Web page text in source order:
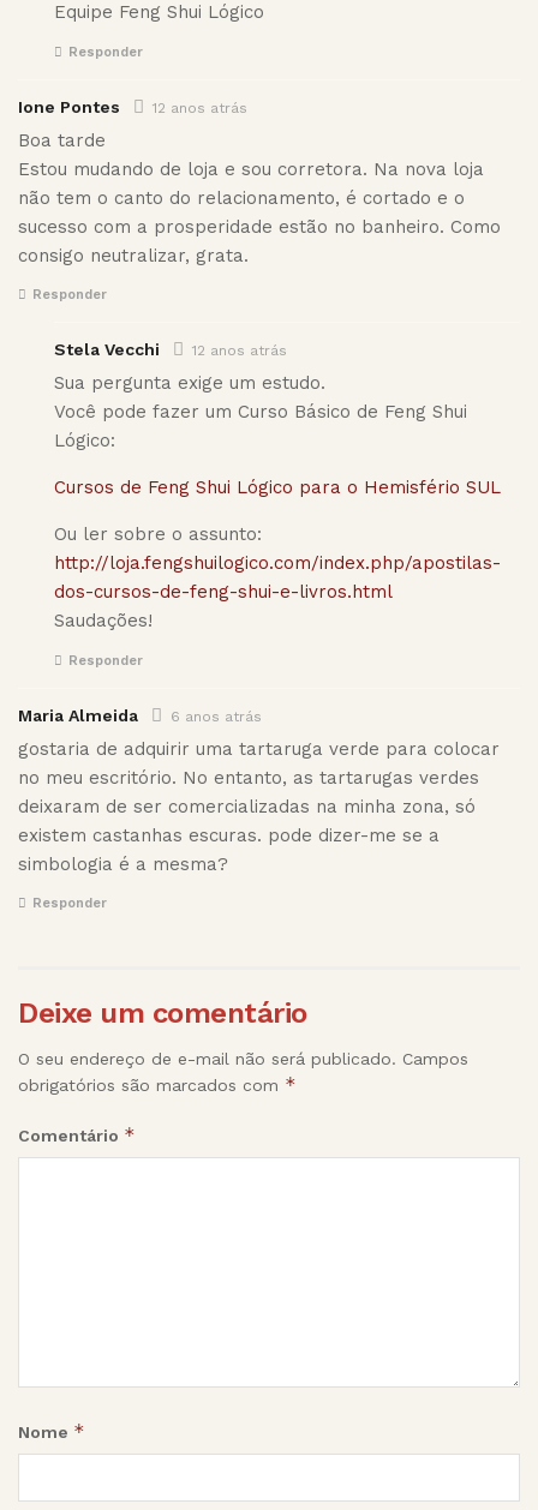
Equipe Feng Shui Lógico
Responder
Ione Pontes 12 anos atrás
Boa tarde
Estou mudando de loja e sou corretora. Na nova loja
não tem o canto do relacionamento, é cortado e o
sucesso com a prosperidade estão no banheiro. Como
consigo neutralizar, grata.
Responder
Stela Vecchi 12 anos atrás
Sua pergunta exige um estudo.
Você pode fazer um Curso Básico de Feng Shui
Lógico:
Cursos de Feng Shui Lógico para o Hemisfério SUL
Ou ler sobre o assunto:
http://loja.fengshuilogico.com/index.php/apostilas-
dos-cursos-de-feng-shui-e-livros.html
Saudações!
Responder
Maria Almeida 6 anos atrás
gostaria de adquirir uma tartaruga verde para colocar
no meu escritório. No entanto, as tartarugas verdes
deixaram de ser comercializadas na minha zona, só
existem castanhas escuras. pode dizer-me se a
simbologia é a mesma?
Responder
Deixe um comentário
O seu endereço de e-mail não será publicado. Campos
obrigatórios são marcados com *
Comentário *
Nome *